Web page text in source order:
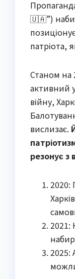
🇺🇦”)
патріота,
Станом на
активний
війну,
вислизає.
резонує з
2020:
2021:
2025: